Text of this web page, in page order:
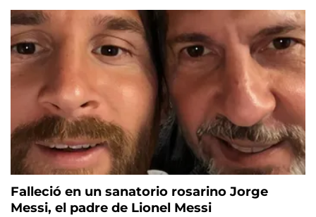
Falleció en un sanatorio rosarino Jorge
Messi, el padre de Lionel Messi